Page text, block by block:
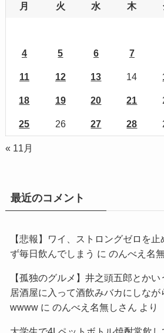
月 火 水 木
4 5 6 7
11 12 13 14
18 19 20 21
25 26 27 28
« 11月
最近のコメント
【悲報】ワイ、ストロングゼロを
ず毎日飲んでしまう に のんべえ名
【孤独のグルメ】井之頭五郎とか
居酒屋に入って酒飲みバカにしなが
wwwwに のんべえ名無しさん より